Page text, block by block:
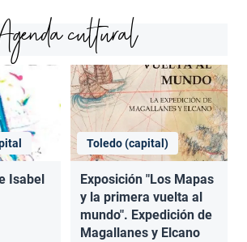
cultural
Isabel
Toledo (capital)
Exposición "Los Mapas
y la primera vuelta al
mundo". Expedición de
Magallanes y Elcano